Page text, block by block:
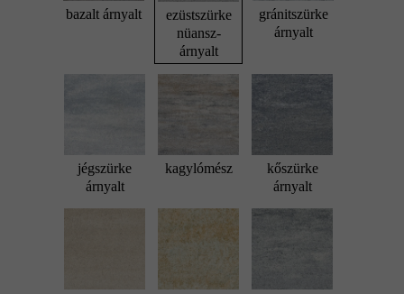
bazalt árnyalt
ezüstszürke
nüansz-
árnyalt
gránitszürke
árnyalt
jégszürke
árnyalt
kagylómész
kőszürke
árnyalt